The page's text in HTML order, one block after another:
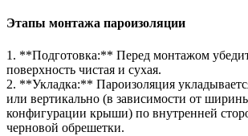
Этапы монтажа пароизоляции
1. **Подготовка:** Перед монтажом
поверхность чистая и сухая.
2. **Укладка:** Пароизоляция
или вертикально (в зависимости от
конфигурации крыши) по внутренней
черновой обрешетки.